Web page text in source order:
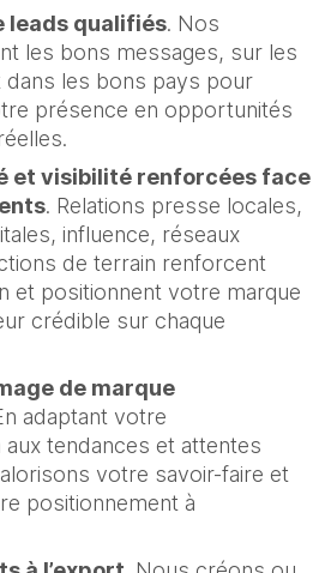
leads qualifiés. Nos
les bons messages, sur les
dans les bons pays pour
présence en opportunités
et visibilité renforcées face
. Relations presse locales,
influence, réseaux
de terrain renforcent
et positionnent votre marque
crédible sur chaque
de marque
adaptant votre
tendances et attentes
votre savoir-faire et
positionnement à